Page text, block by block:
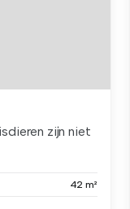
zijn niet
42 m²